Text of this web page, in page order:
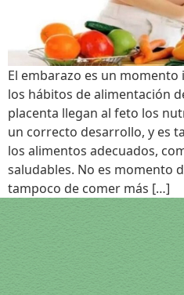
El embarazo es un
los hábitos de alimentación
placenta llegan al feto los
un correcto desarrollo, y es
los alimentos adecuados,
saludables. No es momento
tampoco de comer más […]